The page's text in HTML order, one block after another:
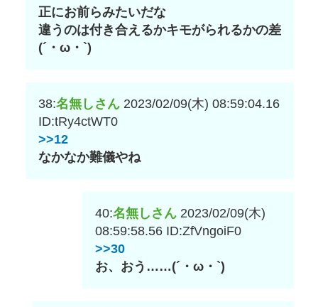
正にお前らみたいだな
違うのは付き合えるかキモがられるかの差
(´・ω・`)
38:名無しさん 2023/02/09(木) 08:59:04.16
ID:tRy4ctWT0
>>12
なかなか難儀やね
40:名無しさん 2023/02/09(木)
08:59:58.56 ID:ZfVngoiF0
>>30
お、おう……(´・ω・`)